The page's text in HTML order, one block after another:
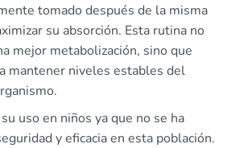
tomado después de la misma
su absorción. Esta rutina no
mejor metabolización, sino que
mantener niveles estables del
uso en niños ya que no se ha
y eficacia en esta población.